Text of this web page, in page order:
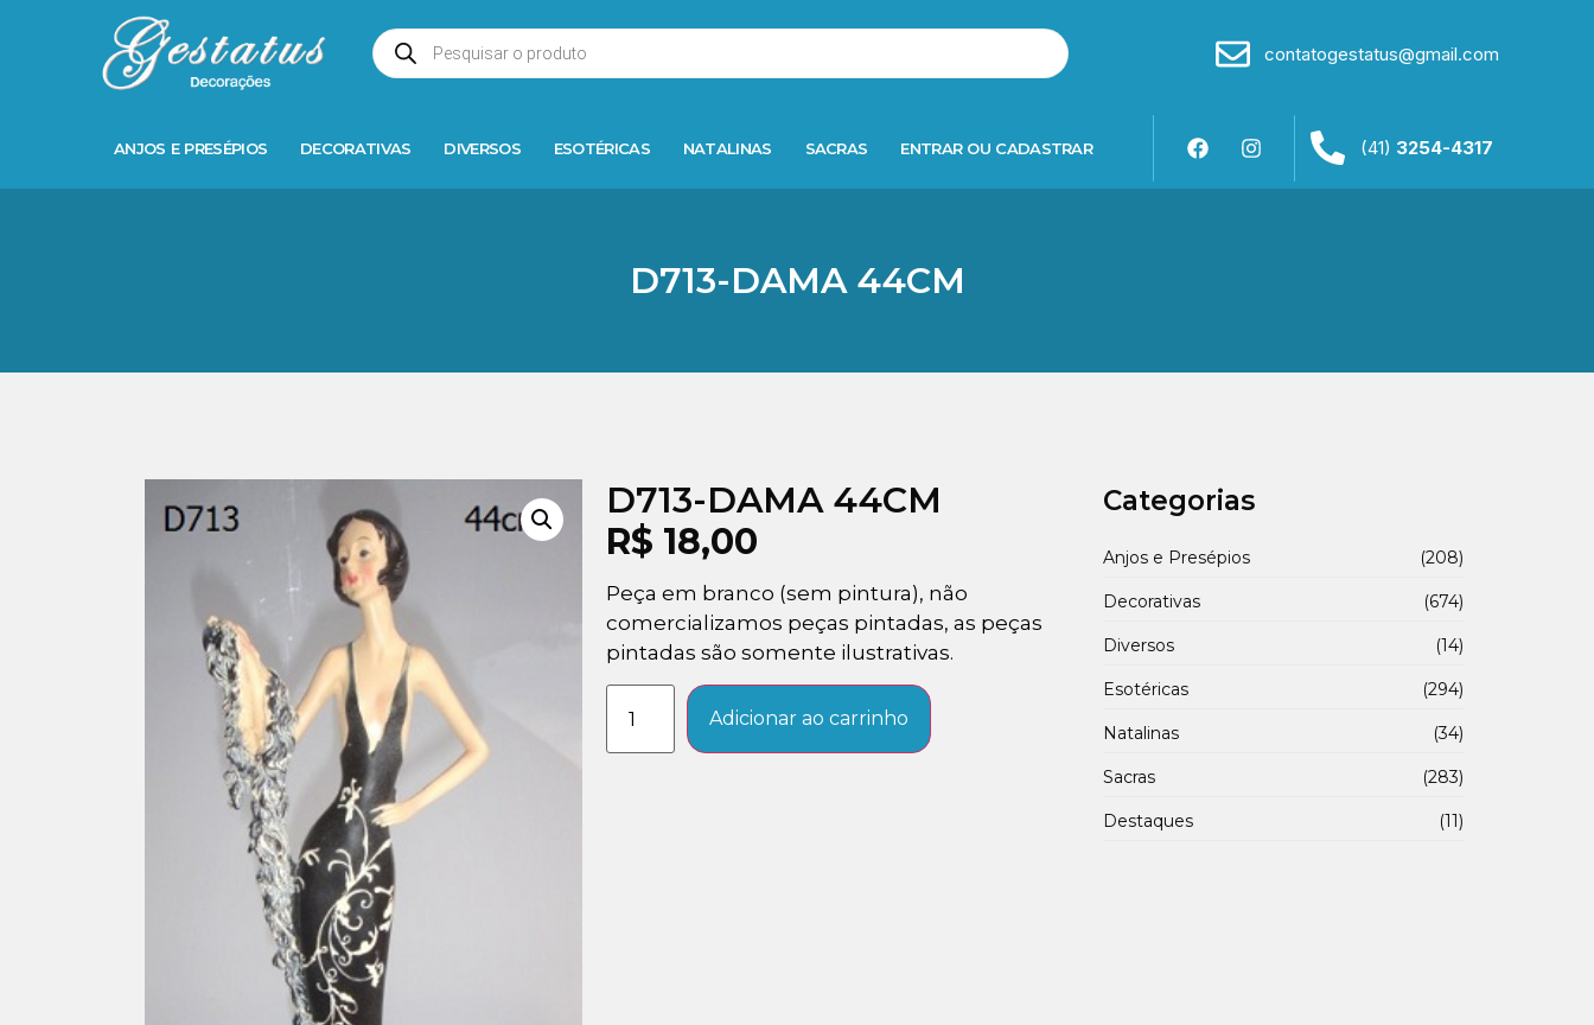
contatogestatus@gmail.com
ANJOS E PRESÉPIOS DECORATIVAS DIVERSOS ESOTÉRICAS NATALINAS SACRAS ENTRAR OU CADASTRAR (41) 3254-4317
D713-DAMA 44CM
D713-DAMA 44CM
R$ 18,00
Peça em branco (sem pintura), não
comercializamos peças pintadas, as peças
pintadas são somente ilustrativas.
Adicionar ao carrinho
Categorias
Anjos e Presépios (208)
Decorativas (674)
Diversos (14)
Esotéricas (294)
Natalinas (34)
Sacras (283)
Destaques (11)